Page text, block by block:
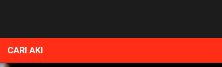
CARI AKI